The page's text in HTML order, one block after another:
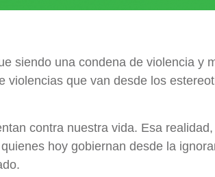
siendo una condena de violencia y
violencias que van desde los
contra nuestra vida. Esa
hoy gobiernan desde la